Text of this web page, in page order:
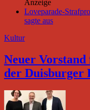
Anzeige
Loveparade-
sagte aus
Kultur
Neuer
der Duisburger